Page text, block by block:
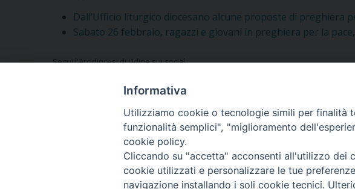
Dall’Ufficio liturgico diocesano alcune proposte di preghiera
Sabato 26 febbraio, ragazzi e giovani in preghiera per la
Segui l'Arcidiocesi di Udine sui social
Vuoi condividere questo articolo?
Informativa
Utilizziamo cookie o tecnologie simili per finalità
funzionalità semplici", "miglioramento
cookie policy.
Cliccando su "accetta" acconsenti all'utilizzo dei
cookie utilizzati e personalizzare le tue
navigazione installando i soli cookie tecnici.